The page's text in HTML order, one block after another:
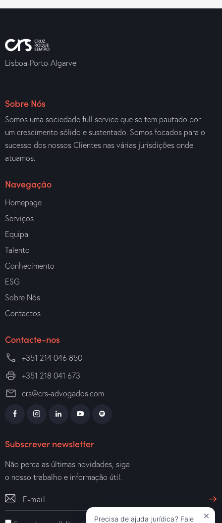
Lisboa-Porto-Algarve
Sobre Nós
Somos uma sociedade full service que se tem pautado por
um crescimento sólido e sustentado. Somos focados para o
sucesso dos nossos Clientes nas várias jurisdições onde
atuamos.
Navegação
Homepage
Serviços
Equipa
Talento
Conhecimento
ESG
Sobre Nós
Contactos
Contacte-nos
+351 214 046 850
+351 218 041 673
crs@crs-advogados.com
Subscrever newsletter
Não perca as últimas novidades, siga
o nosso trabalho e informação útil.
Precisa de ajuda jurídica? Fale